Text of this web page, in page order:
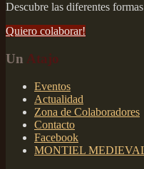
Descubre las diferentes
Quiero colaborar!
Un Atajo
Eventos
Actualidad
Zona de Colaboradores
Contacto
Facebook
MONTIEL